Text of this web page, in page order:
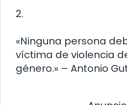
2.
«Ninguna persona
víctima de violencia
género.» – Antonio